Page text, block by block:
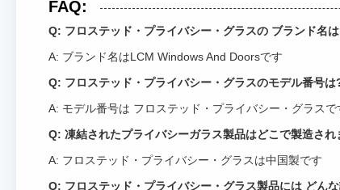
FAQ:
Q: フロステッド・プライバシー・グラスの ブランド名
A: ブランド名はLCM Windows And Doorsです
Q: フロステッド・プライバシー・グラスのモデル番号は
A: モデル番号は フロステッド・プライバシー・グラスで
Q: 凍結されたプライバシーガラス製品はどこで製造され
A: フロステッド・プライバシー・グラスは中国製です
Q: フロステッド・プライバシー・グラス製品には どん